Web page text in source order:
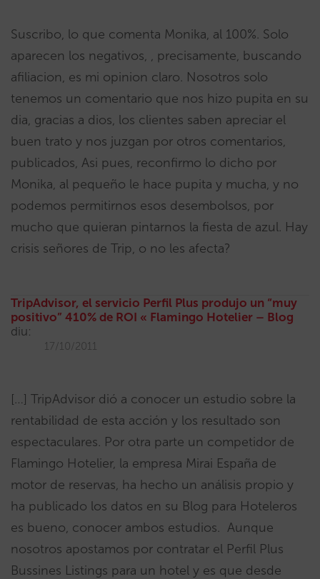
Suscribo, lo que comenta Monika, al 100%. Solo
aparecen los negativos, , precisamente, buscando
afiliacion, es mi opinion claro. Nosotros solo
tenemos un comentario que nos hizo pupita en su
dia, gracias a dios, los clientes saben apreciar el
buen trato y nos juzgan por otros comentarios,
publicados, Asi pues, reconfirmo lo dicho por
Monika, al pequeño le hace pupita y mucha, y no
podemos permitirnos esos desembolsos, por
mucho que quieran pintarnos la fiesta de azul. Hay
crisis señores de Trip, o no les afecta?
TripAdvisor, el servicio Perfil Plus produjo un “muy
positivo” 410% de ROI « Flamingo Hotelier – Blog
diu:
17/10/2011
[…] TripAdvisor dió a conocer un estudio sobre la
rentabilidad de esta acción y los resultado son
espectaculares. Por otra parte un competidor de
Flamingo Hotelier, la empresa Mirai España de
motor de reservas, ha hecho un análisis propio y
ha publicado los datos en su Blog para Hoteleros
es bueno, conocer ambos estudios. Aunque
nosotros apostamos por contratar el Perfil Plus
Bussines Listings para un hotel y es que desde